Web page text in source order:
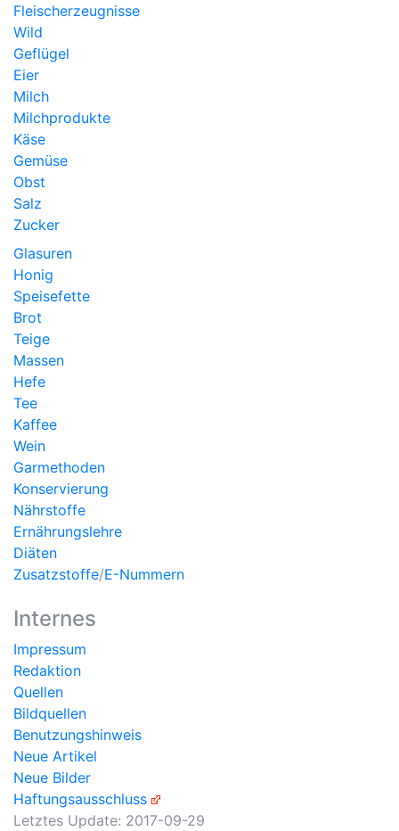
Fleischerzeugnisse
Wild
Geflügel
Eier
Milch
Milchprodukte
Käse
Gemüse
Obst
Salz
Zucker
Glasuren
Honig
Speisefette
Brot
Teige
Massen
Hefe
Tee
Kaffee
Wein
Garmethoden
Konservierung
Nährstoffe
Ernährungslehre
Diäten
Zusatzstoffe/E-Nummern
Internes
Impressum
Redaktion
Quellen
Bildquellen
Benutzungshinweis
Neue Artikel
Neue Bilder
Haftungsausschluss
Letztes Update: 2017-09-29